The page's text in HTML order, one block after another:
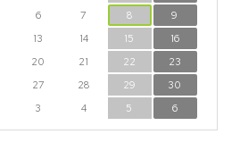
6 7 8
9
13 14 15
16
20 21 22
23
27 28 29
30
3 4 5 6